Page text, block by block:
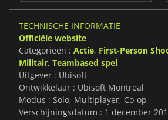
TECHNISCHE INFORMATIE
Officiële website
Categorieën : Actie, First-Person
Militair, Teambased spel
Uitgever : Ubisoft
Ontwikkelaar : Ubisoft Montreal
Modus : Solo, Multiplayer, Co-op
Verschijningsdatum : 1 december